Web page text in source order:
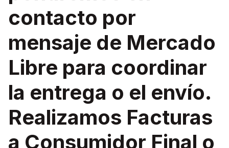
contacto por
mensaje de Mercado
Libre para coordinar
la entrega o el envío.
Realizamos Facturas
a Consumidor Final o